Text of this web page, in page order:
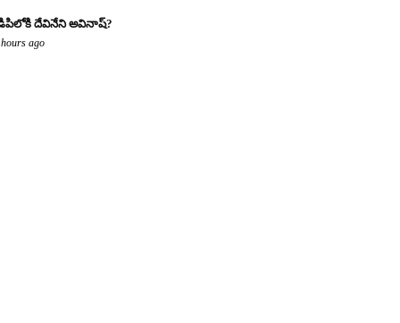
దేవినేని అవినాష్?
ago